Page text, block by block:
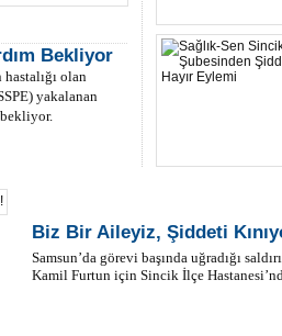
Bekliyor
olan
yakalanan
Biz Bir Aileyiz, Şiddeti
Samsun’da görevi başında uğradığı
Kamil Furtun için Sincik İlçe